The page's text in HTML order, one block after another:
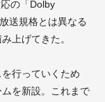
の「Dolby
送規格とは異なる
上げてきた。
行っていくため
を新設。これまで